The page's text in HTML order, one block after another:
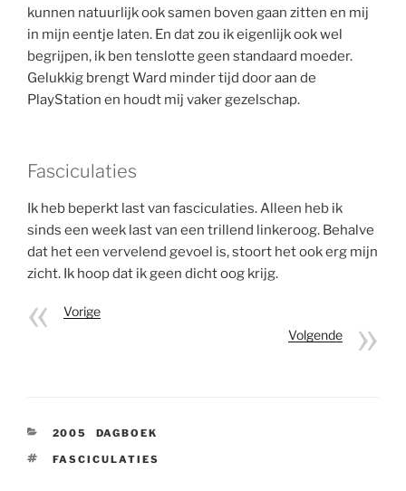
kunnen natuurlijk ook samen boven gaan zitten en mij
in mijn eentje laten. En dat zou ik eigenlijk ook wel
begrijpen, ik ben tenslotte geen standaard moeder.
Gelukkig brengt Ward minder tijd door aan de
PlayStation en houdt mij vaker gezelschap.
Fasciculaties
Ik heb beperkt last van fasciculaties. Alleen heb ik
sinds een week last van een trillend linkeroog. Behalve
dat het een vervelend gevoel is, stoort het ook erg mijn
zicht. Ik hoop dat ik geen dicht oog krijg.
Vorige
Volgende
CATEGORIEËN
2005
DAGBOEK
TAGS
FASCICULATIES